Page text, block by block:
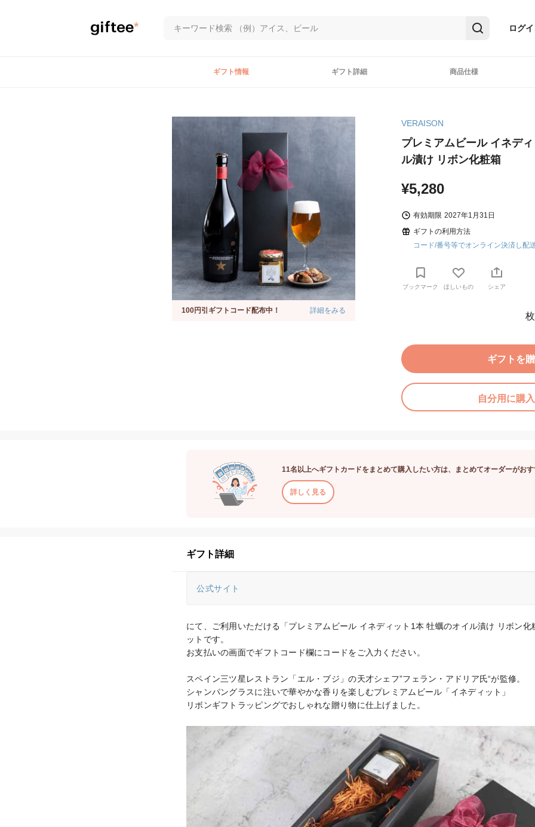
ログ
ギフト情報 ギフト詳細 商品仕様
100円引ギフトコード配布中！ 詳細をみる
VERAISON
プレミアムビール イネデ
ル漬け リボン化粧箱
¥5,280
有効期限 2027年1月31日
ギフトの利用方法
コード/番号等でオンライン決済し配
ブックマーク ほしいもの シェア
ギフトを
自分用に購
11名以上へギフトカードをまとめて購入したい方は、まとめてオーダーがお
詳しく見る
ギフト詳細
公式サイト
にて、ご利用いただける「プレミアムビール イネディット1本 牡蠣のオイル漬け リボン化
ットです。
お支払いの画面でギフトコード欄にコードをご入力ください。
スペイン三ツ星レストラン「エル・ブジ」の天才シェフ”フェラン・アドリア氏“が監修。
シャンパングラスに注いで華やかな香りを楽しむプレミアムビール「イネディット」
リボンギフトラッピングでおしゃれな贈り物に仕上げました。